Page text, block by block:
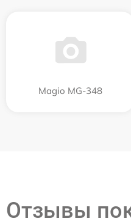
Magio MG-348
Отзывы